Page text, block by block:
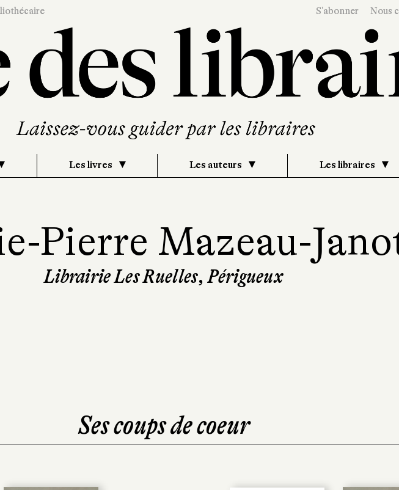
S'abonner Nous
Les livres Les auteurs Les libraires
Pierre Mazeau-
Librairie Les Ruelles, Périgueux
Ses coups de coeur